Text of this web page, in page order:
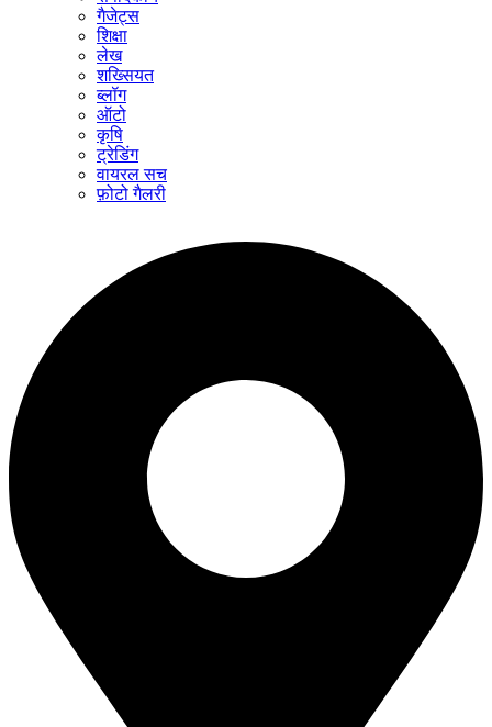
गैजेट्स
शिक्षा
लेख
शख्सियत
ब्लॉग
ऑटो
कृषि
ट्रेडिंग
वायरल सच
फ़ोटो गैलरी